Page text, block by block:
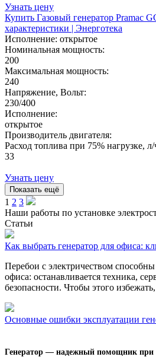
Узнать цену
Купить Газовый генератор Pramac
характеристики | Энерготека
Исполнение: открытое
Номинальная мощность:
200
Максимальная мощность:
240
Напряжение, Вольт:
230/400
Исполнение:
открытое
Производитель двигателя:
Расход топлива при 75% нагрузке, л/
33
Узнать цену
Показать ещё
1 2 3
Наши работы по установке
Статьи
Как выбрать генератор для офиса:
Перебои с электричеством способны
офиса: останавливается техника,
безопасности. Чтобы этого
Основные ошибки эксплуатации
Генератор — надежный помощник при